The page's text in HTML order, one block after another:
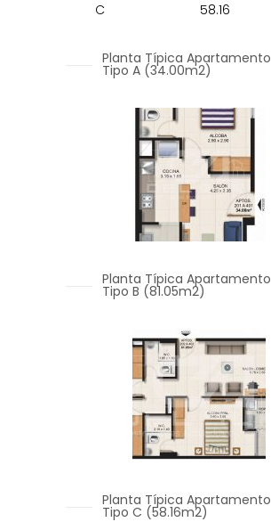
C
58.16
Planta Típica Apartamento
Tipo A (34.00m2)
Planta Típica Apartamento
Tipo B (81.05m2)
Planta Típica Apartamento
Tipo C (58.16m2)